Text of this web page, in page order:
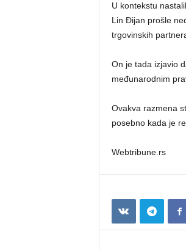
U kontekstu
Lin Đijan prošle
trgovinskih
On je tada izjavio
međunarodnim
Ovakva razmena
posebno kada je
Webtribune.rs